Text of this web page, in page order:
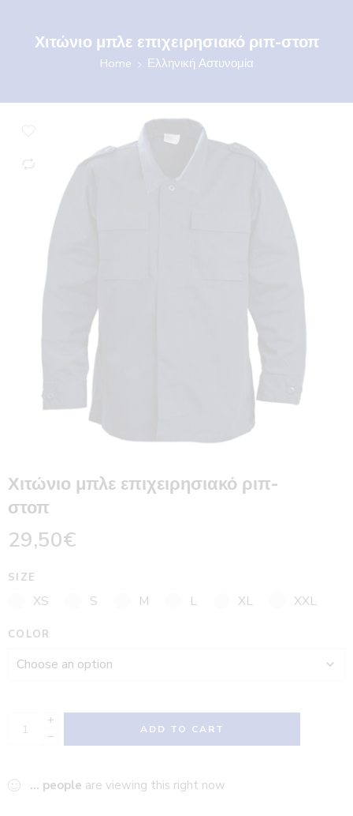
Χιτώνιο μπλε επιχειρησιακό ριπ-στοπ
Home Ελληνική Αστυνομία
Χιτώνιο μπλε επιχειρησιακό ριπ-
στοπ
29,50€
SIZE
XS S M L XL XXL
COLOR
+
−
ADD TO CART
... people are viewing this right now